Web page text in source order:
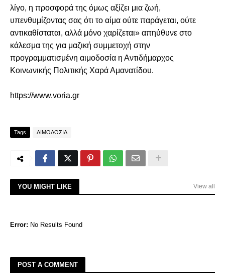
λίγο, η προσφορά της όμως αξίζει μια ζωή,
υπενθυμίζοντας σας ότι το αίμα ούτε παράγεται, ούτε
αντικαθίσταται, αλλά μόνο χαρίζεται» απηύθυνε στο
κάλεσμα της για μαζική συμμετοχή στην
προγραμματισμένη αιμοδοσία η Αντιδήμαρχος
Κοινωνικής Πολιτικής Χαρά Αμανατίδου.
https://www.voria.gr
Tags ΑΙΜΟΔΟΣΙΑ
YOU MIGHT LIKE View all
Error: No Results Found
POST A COMMENT